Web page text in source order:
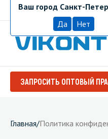
Санкт-Петербург
Ваш город Санкт-
Да
Нет
ЗАПРОСИТЬ ОПТОВЫЙ
Главная/Политика